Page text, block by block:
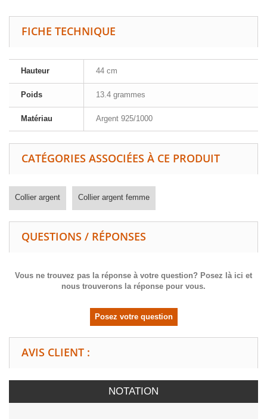
FICHE TECHNIQUE
Hauteur 44 cm
Poids 13.4 grammes
Matériau Argent 925/1000
CATÉGORIES ASSOCIÉES À CE PRODUIT
Collier argent Collier argent femme
QUESTIONS / RÉPONSES
Vous ne trouvez pas la réponse à votre question? Posez là ici et
nous trouverons la réponse pour vous.
Posez votre question
AVIS CLIENT :
NOTATION